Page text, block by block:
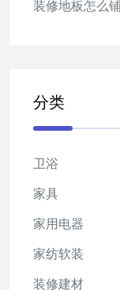
装修地板怎么
分类
卫浴
家具
家用电器
家纺软装
装修建材